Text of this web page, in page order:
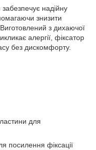
надійну
знизити
з дихаючої
алергії, фіксатор
без дискомфорту.
для
посилення фіксації